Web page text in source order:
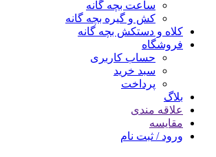
ساعت بچه گانه
کش و گیره بچه گانه
کلاه و دستکش بچه گانه
فروشگاه
حساب کاربری
سبد خرید
پرداخت
بلاگ
علاقه مندی
مقایسه
ورود / ثبت نام